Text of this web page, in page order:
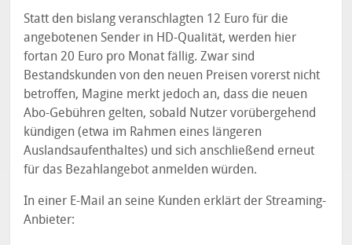
Statt den bislang veranschlagten 12 Euro für die
angebotenen Sender in HD-Qualität, werden hier
fortan 20 Euro pro Monat fällig. Zwar sind
Bestandskunden von den neuen Preisen vorerst nicht
betroffen, Magine merkt jedoch an, dass die neuen
Abo-Gebühren gelten, sobald Nutzer vorübergehend
kündigen (etwa im Rahmen eines längeren
Auslandsaufenthaltes) und sich anschließend erneut
für das Bezahlangebot anmelden würden.
In einer E-Mail an seine Kunden erklärt der Streaming-
Anbieter: